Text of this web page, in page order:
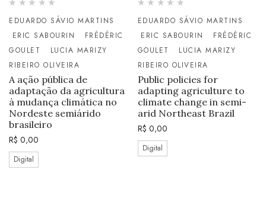
EDUARDO SÁVIO MARTINS
ERIC SABOURIN
FRÉDÉRIC
GOULET
LUCIA MARIZY
RIBEIRO OLIVEIRA
A ação pública de
adaptação da agricultura
à mudança climática no
Nordeste semiárido
brasileiro
R$ 0,00
Digital
EDUARDO SÁVIO MARTINS
ERIC SABOURIN
FRÉDÉRIC
GOULET
LUCIA MARIZY
RIBEIRO OLIVEIRA
Public policies for
adapting agriculture to
climate change in semi-
arid Northeast Brazil
R$ 0,00
Digital